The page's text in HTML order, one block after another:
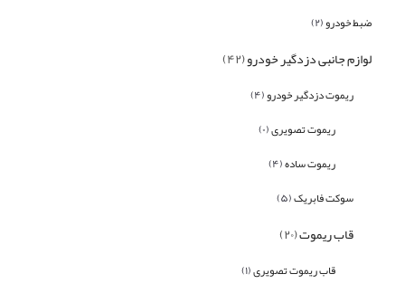
ضبط خودرو(۲)
لوازم جانبی دزدگیر خودرو(۴۲)
ریموت دزدگیر خودرو(۴)
ریموت تصویری(۰)
ریموت ساده(۴)
سوکت فابریک(۵)
قاب ریموت(۲۰)
قاب ریموت تصویری(۱)